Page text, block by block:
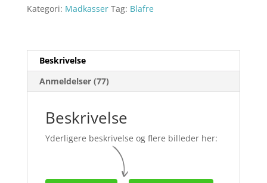
Kategori: Madkasser Tag: Blafre
Beskrivelse
Anmeldelser (77)
Beskrivelse
Yderligere beskrivelse og flere billeder her: